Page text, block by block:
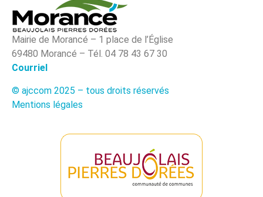
Mairie de Morancé – 1 place de l’Église
69480 Morancé – Tél. 04 78 43 67 30
Courriel
© ajccom 2025 – tous droits réservés
Mentions légales